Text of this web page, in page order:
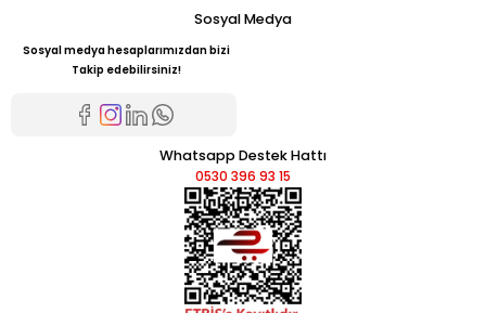
Sosyal Medya
Sosyal medya hesaplarımızdan bizi
Takip edebilirsiniz!
Whatsapp Destek Hattı
0530 396 93 15